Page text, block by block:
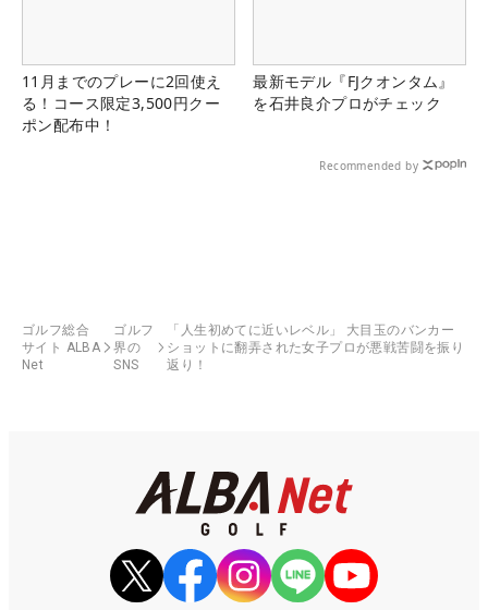
11月までのプレーに2回使え
る！コース限定3,500円クー
ポン配布中！
最新モデル『FJクオンタム』
を石井良介プロがチェック
Recommended by
ゴルフ総合
サイト ALBA
Net
ゴルフ
界の
SNS
「人生初めてに近いレベル」 大目玉のバンカー
ショットに翻弄された女子プロが悪戦苦闘を振り
返り！